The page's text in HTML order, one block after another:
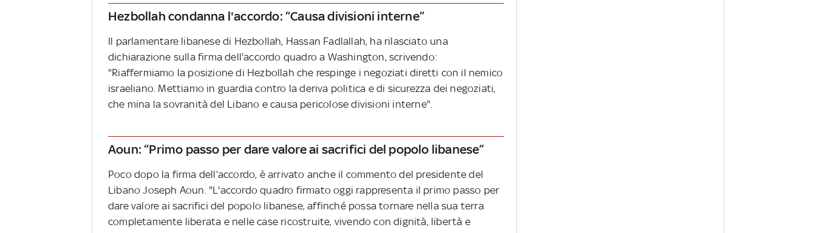
Hezbollah condanna l'accordo: “Causa divisioni interne”
Il parlamentare libanese di Hezbollah, Hassan Fadlallah, ha rilasciato una
dichiarazione sulla firma dell'accordo quadro a Washington, scrivendo:
"Riaffermiamo la posizione di Hezbollah che respinge i negoziati diretti con il nemico
israeliano. Mettiamo in guardia contro la deriva politica e di sicurezza dei negoziati,
che mina la sovranità del Libano e causa pericolose divisioni interne".
Aoun: “Primo passo per dare valore ai sacrifici del popolo libanese”
Poco dopo la firma dell’accordo, è arrivato anche il commento del presidente del
Libano Joseph Aoun. "L'accordo quadro firmato oggi rappresenta il primo passo per
dare valore ai sacrifici del popolo libanese, affinché possa tornare nella sua terra
completamente liberata e nelle case ricostruite, vivendo con dignità, libertà e